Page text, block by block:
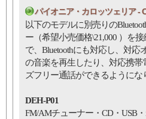
パイオニア・カロッツェリア -
以下のモデルに別売りの
ー（希望小売価格\21,000 ）を
で、Bluetoothにも対応し、対応
の音楽を再生したり、対応携帯
ズフリー通話ができるようにな
DEH-P01
FM/AMチューナー・CD・USB